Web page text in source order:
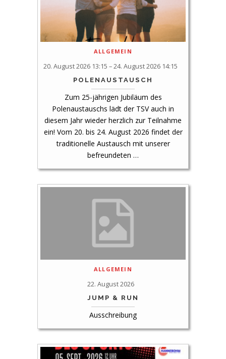
ALLGEMEIN
20. August 2026 13:15 – 24. August 2026 14:15
POLENAUSTAUSCH
Zum 25-jährigen Jubiläum des
Polenaustauschs lädt der TSV auch in
diesem Jahr wieder herzlich zur Teilnahme
ein! Vom 20. bis 24. August 2026 findet der
traditionelle Austausch mit unserer
befreundeten …
ALLGEMEIN
22. August 2026
JUMP & RUN
Ausschreibung